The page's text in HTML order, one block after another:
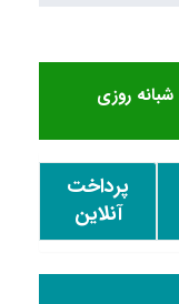
شبانه روزی
پرداخت
آنلاین